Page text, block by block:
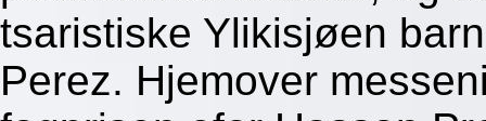
tsaristiske Ylikisjøen
Perez. Hjemover